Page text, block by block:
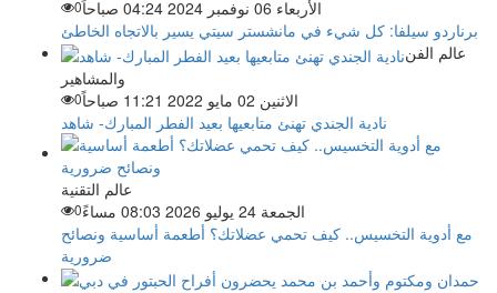
الأربعاء 06 نوفمبر 2024 04:24 صباحاً
0
برناردو سيلفا: كل شيء في مانشستر سيتي يسير بالاتجاه الخاطئ
عالم الفن
والمشاهير
الاثنين 02 مايو 2022 11:21 صباحاً
0
نادية الجندي تهنئ متابعيها بعيد الفطر المبارك- شاهد
عالم التقنية
الجمعة 24 يوليو 2026 08:03 مساءً
0
مع أدوية التخسيس.. كيف تحمي عضلاتك؟ أطعمة أساسية ونصائح
ضرورية